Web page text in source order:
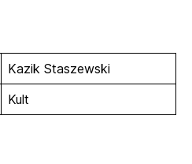
Kazik Staszewski
Kult